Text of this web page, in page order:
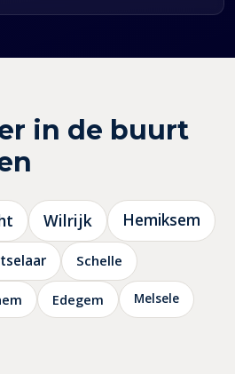
in de buurt
Wilrijk Hemiksem
Schelle
Edegem Melsele